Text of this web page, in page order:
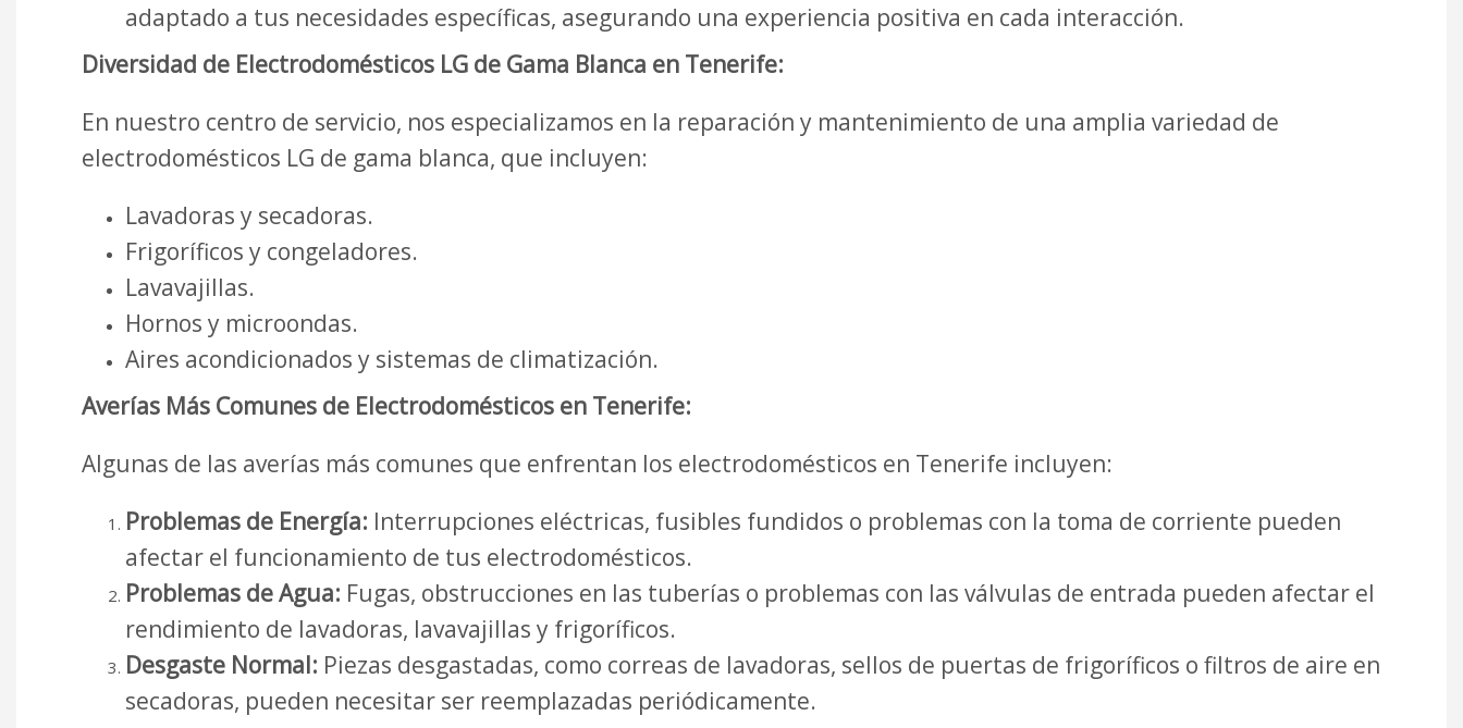
adaptado a tus necesidades específicas, asegurando una experiencia positiva en cada interacción.
Diversidad de Electrodomésticos LG de Gama Blanca en Tenerife:
En nuestro centro de servicio, nos especializamos en la reparación y mantenimiento de una amplia variedad de
electrodomésticos LG de gama blanca, que incluyen:
Lavadoras y secadoras.
Frigoríficos y congeladores.
Lavavajillas.
Hornos y microondas.
Aires acondicionados y sistemas de climatización.
Averías Más Comunes de Electrodomésticos en Tenerife:
Algunas de las averías más comunes que enfrentan los electrodomésticos en Tenerife incluyen:
Problemas de Energía: Interrupciones eléctricas, fusibles fundidos o problemas con la toma de corriente pueden
afectar el funcionamiento de tus electrodomésticos.
Problemas de Agua: Fugas, obstrucciones en las tuberías o problemas con las válvulas de entrada pueden afectar el
rendimiento de lavadoras, lavavajillas y frigoríficos.
Desgaste Normal: Piezas desgastadas, como correas de lavadoras, sellos de puertas de frigoríficos o filtros de aire en
secadoras, pueden necesitar ser reemplazadas periódicamente.